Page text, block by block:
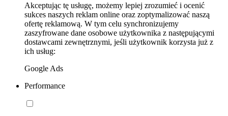
Akceptując tę usługę, możemy lepiej zrozumieć i ocenić
sukces naszych reklam online oraz zoptymalizować naszą
ofertę reklamową. W tym celu synchronizujemy
zaszyfrowane dane osobowe użytkownika z następującymi
dostawcami zewnętrznymi, jeśli użytkownik korzysta już z
ich usług:
Google Ads
Performance